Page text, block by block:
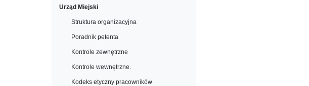
Urząd Miejski
Struktura organizacyjna
Poradnik petenta
Kontrole zewnętrzne
Kontrole wewnętrzne.
Kodeks etyczny pracowników